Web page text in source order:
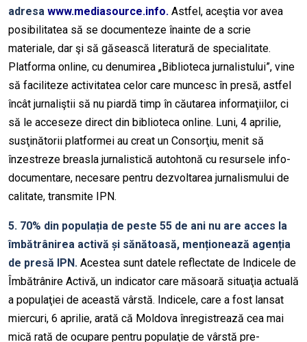
adresa www.mediasource.info. Astfel, aceştia vor avea
posibilitatea să se documenteze înainte de a scrie
materiale, dar şi să găsească literatură de specialitate.
Platforma online, cu denumirea „Biblioteca jurnalistului”, vine
să faciliteze activitatea celor care muncesc în presă, astfel
încât jurnaliştii să nu piardă timp în căutarea informaţiilor, ci
să le acceseze direct din biblioteca online. Luni, 4 aprilie,
susţinătorii platformei au creat un Consorţiu, menit să
înzestreze breasla jurnalistică autohtonă cu resursele info-
documentare, necesare pentru dezvoltarea jurnalismului de
calitate, transmite IPN.
5. 70% din populația de peste 55 de ani nu are acces la
îmbătrânirea activă și sănătoasă, menționează agenția
de presă IPN. Acestea sunt datele reflectate de Indicele de
Îmbătrânire Activă, un indicator care măsoară situaţia actuală
a populaţiei de această vârstă. Indicele, care a fost lansat
miercuri, 6 aprilie, arată că Moldova înregistrează cea mai
mică rată de ocupare pentru populaţie de vârstă pre-